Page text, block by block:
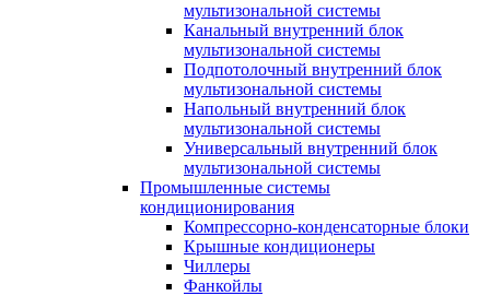
мультизональной системы
Канальный внутренний блок
мультизональной системы
Подпотолочный внутренний блок
мультизональной системы
Напольный внутренний блок
мультизональной системы
Универсальный внутренний блок
мультизональной системы
Промышленные системы
кондиционирования
Компрессорно-конденсаторные блоки
Крышные кондиционеры
Чиллеры
Фанкойлы